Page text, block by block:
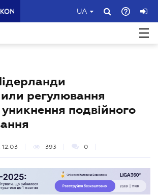
UA
регулювання
подвійного
12:03 393 0